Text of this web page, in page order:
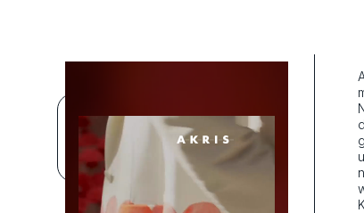
1.9 %
INTERACTION
RATE
86 %
VIEWABILITY
RATE